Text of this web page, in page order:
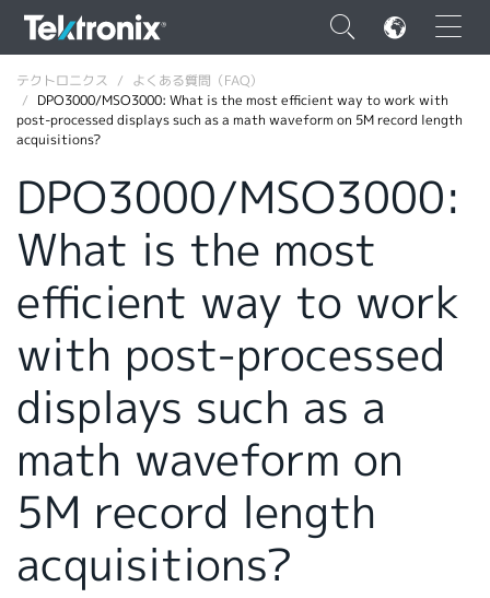
×
ENGLISH
FRANÇAIS
DEUTSCH
VIỆT NAM
简体中文
日本語
韓国語
繁體中文
テクトロニクス
よくある質問（FAQ）
DPO3000/MSO3000: What is the most efficient way to work with
post-processed displays such as a math waveform on 5M record length
acquisitions?
DPO3000/MSO3000:
What is the most
efficient way to work
with post-processed
displays such as a
math waveform on
5M record length
acquisitions?